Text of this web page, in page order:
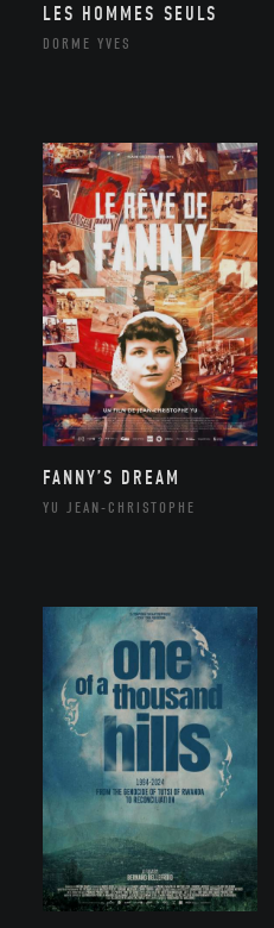
LES HOMMES SEULS
DORME YVES
FANNY’S DREAM
YU JEAN-CHRISTOPHE